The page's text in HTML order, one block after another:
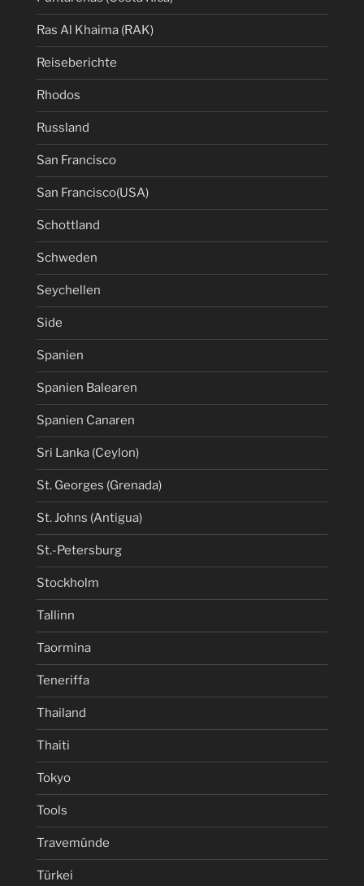
Ras Al Khaima (RAK)
Reiseberichte
Rhodos
Russland
San Francisco
San Francisco(USA)
Schottland
Schweden
Seychellen
Side
Spanien
Spanien Balearen
Spanien Canaren
Sri Lanka (Ceylon)
St. Georges (Grenada)
St. Johns (Antigua)
St.-Petersburg
Stockholm
Tallinn
Taormina
Teneriffa
Thailand
Thaiti
Tokyo
Tools
Travemünde
Türkei